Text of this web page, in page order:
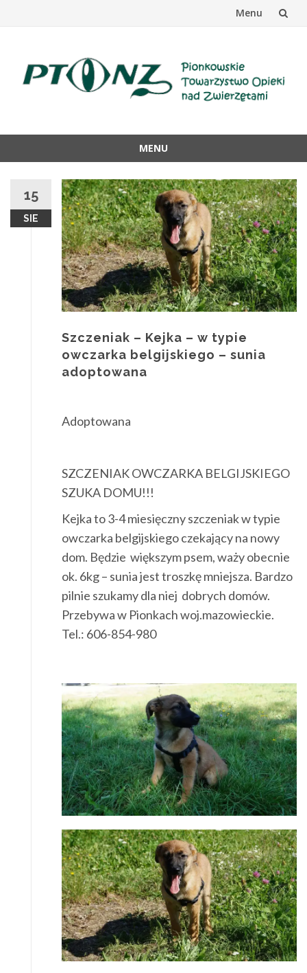
Menu
MENU
treści
15
SIE
Szczeniak – Kejka – w typie
owczarka belgijskiego – sunia
adoptowana
Adoptowana
SZCZENIAK OWCZARKA BELGIJSKIEGO
SZUKA DOMU!!!
Kejka to 3-4 miesięczny szczeniak w typie
owczarka belgijskiego czekający na nowy
dom. Będzie większym psem, waży obecnie
ok. 6kg – sunia jest troszkę mniejsza. Bardzo
pilnie szukamy dla niej dobrych domów.
Przebywa w Pionkach woj.mazowieckie.
Tel.: 606-854-980